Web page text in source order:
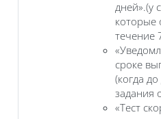
дней».(у
которые
течение
сроке
(когда
задания
«Тест